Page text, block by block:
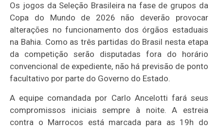
Os jogos da Seleção Brasileira na fase de grupos da
Copa do Mundo de 2026 não deverão provocar
alterações no funcionamento dos órgãos estaduais
na Bahia. Como as três partidas do Brasil nesta etapa
da competição serão disputadas fora do horário
convencional de expediente, não há previsão de ponto
facultativo por parte do Governo do Estado.
A equipe comandada por Carlo Ancelotti fará seus
compromissos iniciais sempre à noite. A estreia
contra o Marrocos está marcada para as 19h do